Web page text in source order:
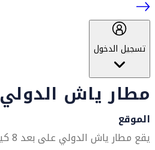
تسجيل الدخول
مطار ياش الدولي
الموقع
يقع مطار ياش الدولي على بعد 8 كيلومترات شرق وسط المدينة.